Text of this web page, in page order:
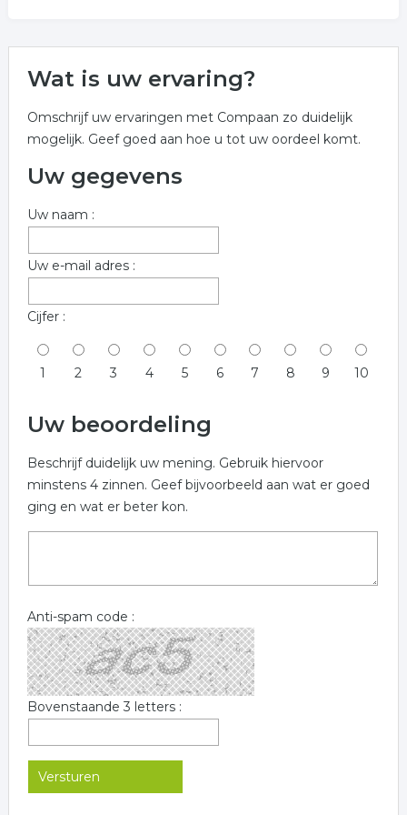
Wat is uw ervaring?
Omschrijf uw ervaringen met Compaan zo duidelijk
mogelijk. Geef goed aan hoe u tot uw oordeel komt.
Uw gegevens
Uw naam :
Uw e-mail adres :
Cijfer :
1 2 3 4 5 6 7 8 9 10
Uw beoordeling
Beschrijf duidelijk uw mening. Gebruik hiervoor
minstens 4 zinnen. Geef bijvoorbeeld aan wat er goed
ging en wat er beter kon.
Anti-spam code :
Bovenstaande 3 letters :